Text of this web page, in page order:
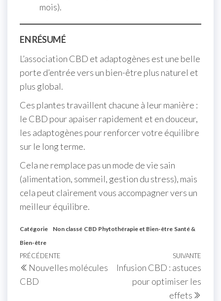
mois).
EN RÉSUMÉ
L’association CBD et adaptogènes est une belle
porte d’entrée vers un bien-être plus naturel et
plus global.
Ces plantes travaillent chacune à leur manière :
le CBD pour apaiser rapidement et en douceur,
les adaptogènes pour renforcer votre équilibre
sur le long terme.
Cela ne remplace pas un mode de vie sain
(alimentation, sommeil, gestion du stress), mais
cela peut clairement vous accompagner vers un
meilleur équilibre.
Catégorie Non classé CBD Phytothérapie et Bien-être Santé &
Bien-être
PRÉCÉDENTE
Nouvelles molécules
CBD
SUIVANTE
Infusion CBD : astuces
pour optimiser les
effets